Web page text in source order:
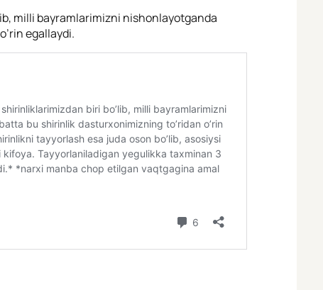
milli bayramlarimizni nishonlayotganda
egallaydi.